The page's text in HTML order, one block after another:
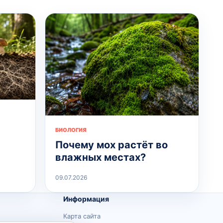
БИОЛОГИЯ
Почему мох растёт во
влажных местах?
09.07.2026
Информация
Карта сайта